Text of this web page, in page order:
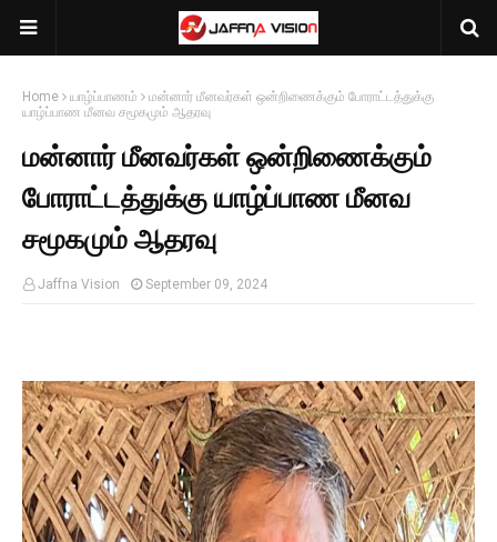
Home யாழ்ப்பாணம்
மன்னார் மீனவர்கள் ஒன்றிணைக்கும் போராட்டத்துக்கு
யாழ்ப்பாண மீனவ சமூகமும் ஆதரவு
மன்னார் மீனவர்கள் ஒன்றிணைக்கும்
போராட்டத்துக்கு யாழ்ப்பாண மீனவ
சமூகமும் ஆதரவு
Jaffna Vision September 09, 2024